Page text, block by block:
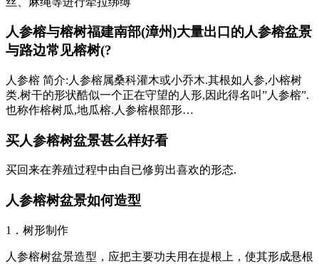
人参榕与榕树福建南部(漳州)大量出口的人参榕盆景
与路边常见榕树(?
人参榕 简介:人参榕属桑科灌木或小乔木.其根如人参,小榕树
类.树干的形状酷似一个正在守望的人形,因此得名叫”人参榕”.
也称作榕树瓜,地瓜榕.人参榕根部形…
买人参榕树盆景甚么样好看
买回来在养殖过程中由自已修剪出喜欢的形态.
人参榕树盆景如何造型
1．树形制作
人参榕树盆景造型，应把主要功夫用在提根上，使其形成悬根